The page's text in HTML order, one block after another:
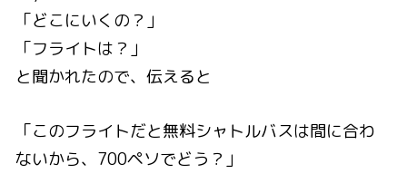
「どこにいくの？」
「フライトは？」
と聞かれたので、伝えると
「このフライトだと無料シャトルバスは間に合わ
ないから、700ペソでどう？」